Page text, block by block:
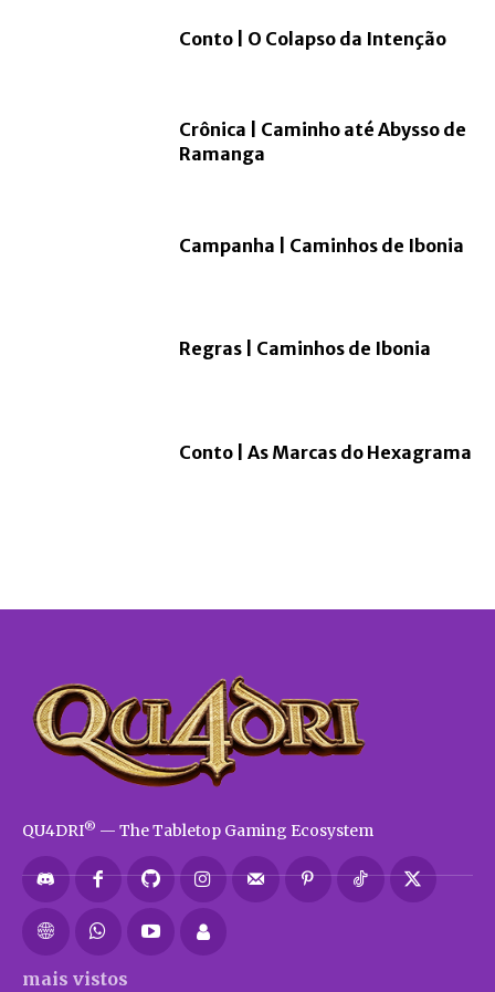
Conto | O Colapso da Intenção
Crônica | Caminho até Abysso de
Ramanga
Campanha | Caminhos de Ibonia
Regras | Caminhos de Ibonia
Conto | As Marcas do Hexagrama
QU4DRI® — The Tabletop Gaming Ecosystem
mais vistos